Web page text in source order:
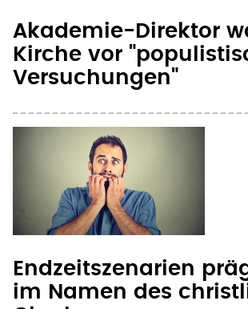
Akademie-Direktor
Kirche vor
Versuchungen"
Endzeitszenarien
im Namen des